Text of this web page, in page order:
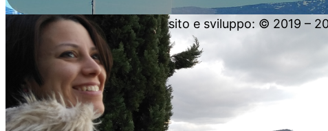
sito e sviluppo: © 2019 –